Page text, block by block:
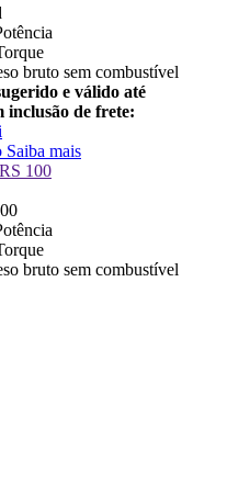
bruto sem combustível
e válido até
inclusão de frete:
Saiba mais
100
bruto sem combustível